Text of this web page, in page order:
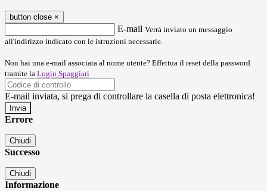
button close ×
E-mail Verrà inviato un messaggio
all'indirizzo indicato con le istruzioni necessarie.
Non hai una e-mail associata al nome utente? Effettua il reset della password
tramite la Login Spaggiari
E-mail inviata, si prega di controllare la casella di posta elettronica!
Errore
Chiudi
Successo
Chiudi
Informazione